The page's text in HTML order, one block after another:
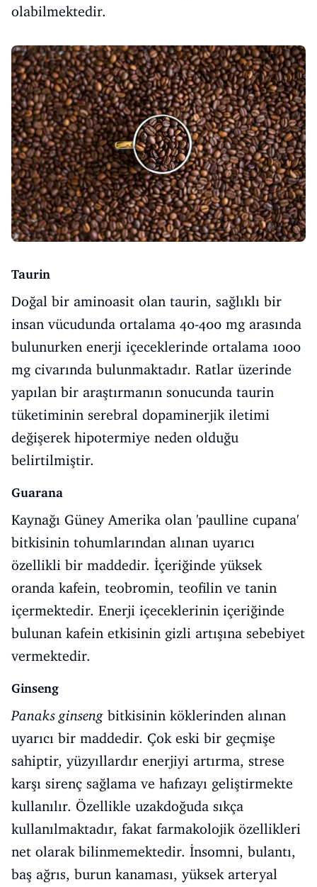
olabilmektedir.
Taurin
Doğal bir aminoasit olan taurin, sağlıklı bir
insan vücudunda ortalama 40-400 mg arasında
bulunurken enerji içeceklerinde ortalama 1000
mg civarında bulunmaktadır. Ratlar üzerinde
yapılan bir araştırmanın sonucunda taurin
tüketiminin serebral dopaminerjik iletimi
değişerek hipotermiye neden olduğu
belirtilmiştir.
Guarana
Kaynağı Güney Amerika olan 'paulline cupana'
bitkisinin tohumlarından alınan uyarıcı
özellikli bir maddedir. İçeriğinde yüksek
oranda kafein, teobromin, teofilin ve tanin
içermektedir. Enerji içeceklerinin içeriğinde
bulunan kafein etkisinin gizli artışına sebebiyet
vermektedir.
Ginseng
Panaks ginseng bitkisinin köklerinden alınan
uyarıcı bir maddedir. Çok eski bir geçmişe
sahiptir, yüzyıllardır enerjiyi artırma, strese
karşı sirenç sağlama ve hafızayı geliştirmekte
kullanılır. Özellikle uzakdoğuda sıkça
kullanılmaktadır, fakat farmakolojik özellikleri
net olarak bilinmemektedir. İnsomni, bulantı,
baş ağrıs, burun kanaması, yüksek arteryal